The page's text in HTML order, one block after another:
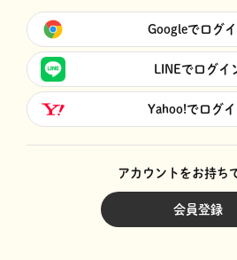
Googleでログ
LINEでログイ
Yahoo!でログ
アカウントをお持ち
会員登録